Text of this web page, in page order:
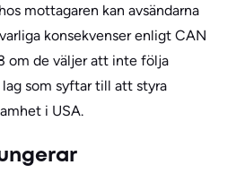
mottagaren kan avsändarna
konsekvenser enligt CAN
om de väljer att inte följa
som syftar till att styra
i USA.